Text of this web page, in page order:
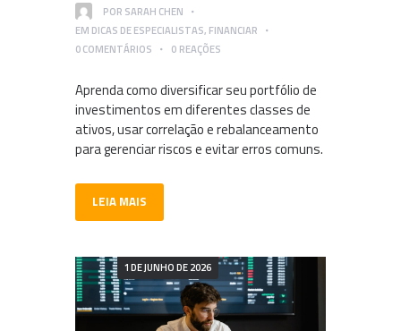
POR SARAH CHEN
EM DICAS DE ESPECIALISTAS, FINANCIAR
0COMENTÁRIOS 0 REAÇÕES
Aprenda como diversificar seu portfólio de
investimentos em diferentes classes de
ativos, usar correlação e rebalanceamento
para gerenciar riscos e evitar erros comuns.
LEIA MAIS
1 DE JUNHO DE 2026